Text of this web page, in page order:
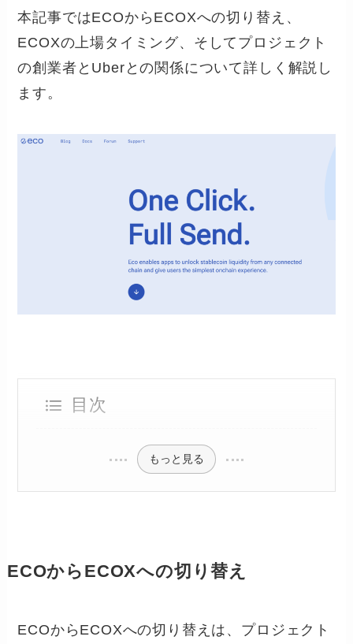
本記事ではECOからECOXへの切り替え、
ECOXの上場タイミング、そしてプロジェクト
の創業者とUberとの関係について詳しく解説し
ます。
目次
もっと見る
ECOからECOXへの切り替え
ECOからECOXへの切り替えは、プロジェクト